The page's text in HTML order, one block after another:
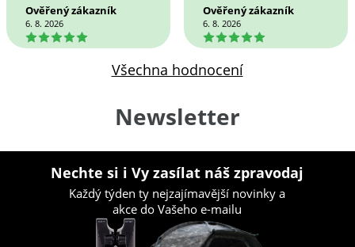
Ověřený zákazník
6. 8. 2026
5
Ověřený zákazník
6. 8. 2026
5
Všechna hodnocení
Newsletter
Nechte si i Vy zasílat náš zpravodaj
Každý týden ty nejzajímavější novinky a
akce do Vašeho e-mailu